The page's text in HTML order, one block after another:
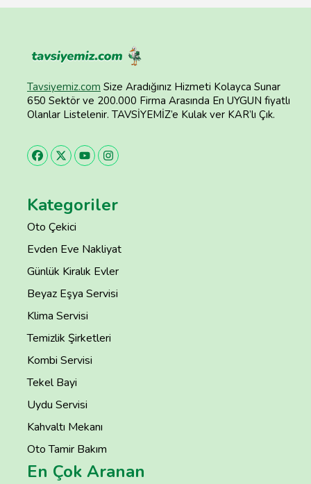
Tavsiyemiz.com Size Aradığınız Hizmeti Kolayca Sunar
650 Sektör ve 200.000 Firma Arasında En UYGUN fiyatlı
Olanlar Listelenir. TAVSİYEMİZ’e Kulak ver KAR’lı Çık.
Kategoriler
Oto Çekici
Evden Eve Nakliyat
Günlük Kiralık Evler
Beyaz Eşya Servisi
Klima Servisi
Temizlik Şirketleri
Kombi Servisi
Tekel Bayi
Uydu Servisi
Kahvaltı Mekanı
Oto Tamir Bakım
En Çok Aranan